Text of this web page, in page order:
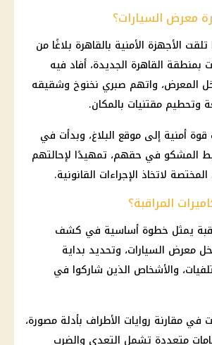
معرض السيارات؟
تلقت الأجهزة الأمنية بالقاهرة بلاغًا من
بمنطقة القاهرة الجديدة، أفاد فيه
المعرض، واتهم صبري نخنوخ وشقيقه
وتحطيم مقتنيات بالمكان.
قوة أمنية إلى موقع البلاغ، وبدأت في
المشكو في حقهم، تمهيدًا لإحالتهم
المختصة لاتخاذ الإجراءات القانونية.
المراقبة؟
يمثل خطوة أساسية في كشف
معرض السيارات، وتحديد بداية
والأشخاص الذين شاركوا في
في مقارنة روايات الأطراف بأدلة مصورة،
متعددة تشمل التعدي والضرب